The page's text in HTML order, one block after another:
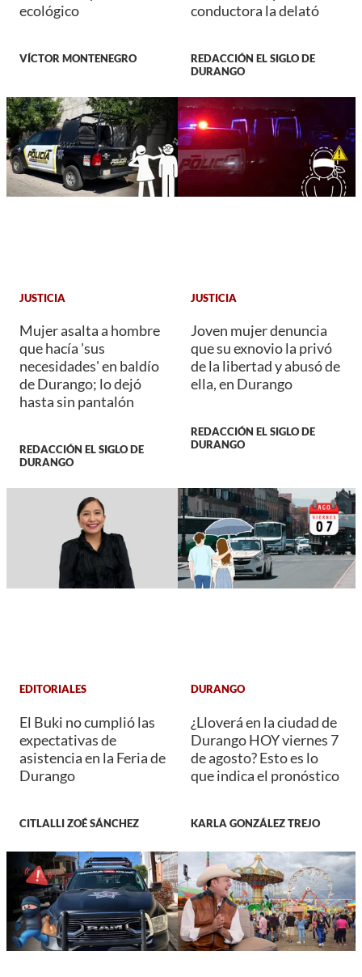
ecológico
VÍCTOR MONTENEGRO
conductora la delató
REDACCIÓN EL SIGLO DE
DURANGO
JUSTICIA
Mujer asalta a hombre
que hacía 'sus
necesidades' en baldío
de Durango; lo dejó
hasta sin pantalón
REDACCIÓN EL SIGLO DE
DURANGO
JUSTICIA
Joven mujer denuncia
que su exnovio la privó
de la libertad y abusó de
ella, en Durango
REDACCIÓN EL SIGLO DE
DURANGO
EDITORIALES
El Buki no cumplió las
expectativas de
asistencia en la Feria de
Durango
CITLALLI ZOÉ SÁNCHEZ
DURANGO
¿Lloverá en la ciudad de
Durango HOY viernes 7
de agosto? Esto es lo
que indica el pronóstico
KARLA GONZÁLEZ TREJO